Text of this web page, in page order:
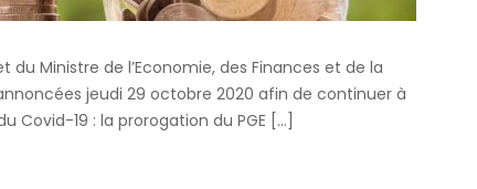
Ministre de l’Economie, des Finances et de la
jeudi 29 octobre 2020 afin de continuer à
Covid-19 : la prorogation du PGE […]